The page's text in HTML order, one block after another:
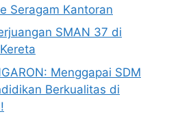
Seragam Kantoran
SMAN 37 di
Menggapai SDM
Berkualitas di